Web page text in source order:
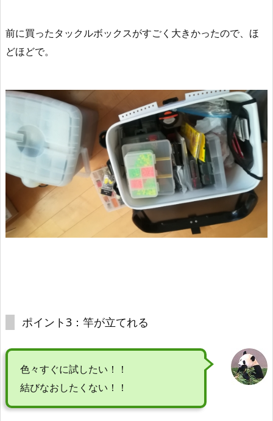
前に買ったタックルボックスがすごく大きかったので、ほ
どほどで。
ポイント3：竿が立てれる
色々すぐに試したい！！
結びなおしたくない！！